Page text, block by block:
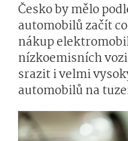
Česko by mělo
automobilů začít
nákup
nízkoemisních
srazit i velmi
automobilů na